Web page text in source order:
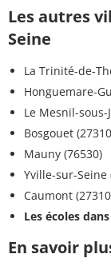
Les autres
Seine
La Trinité-de-
Honguemare-
Le Mesnil-sous-
Bosgouet
Mauny (76530)
Yville-sur-Seine
Caumont
Les écoles
En savoir